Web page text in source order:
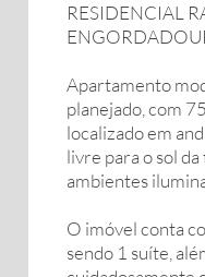
RESIDENCIAL
Apartamento
planejado, com
localizado em
livre para o sol
ambientes
O imóvel conta
sendo 1 suíte,